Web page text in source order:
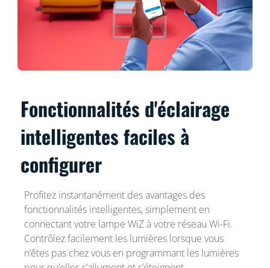
Fonctionnalités d'éclairage
intelligentes faciles à
configurer
Profitez instantanément des avantages des
fonctionnalités intelligentes, simplement en
connectant votre lampe WiZ à votre réseau Wi-Fi.
Contrôlez facilement les lumières lorsque vous
n’êtes pas chez vous en programmant les lumières